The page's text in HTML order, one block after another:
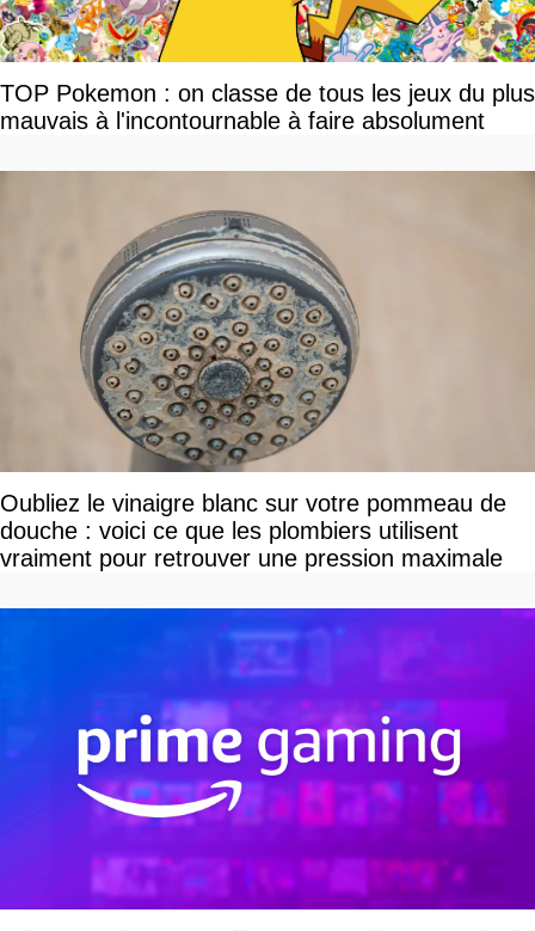
TOP Pokemon : on classe de tous les jeux du plus
mauvais à l'incontournable à faire absolument
Oubliez le vinaigre blanc sur votre pommeau de
douche : voici ce que les plombiers utilisent
vraiment pour retrouver une pression maximale